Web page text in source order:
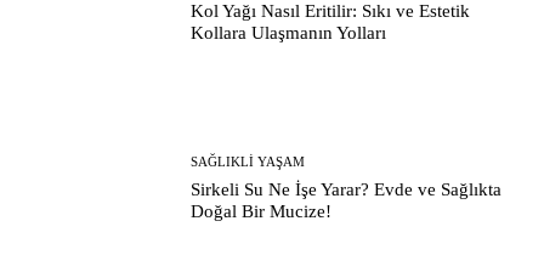
Kol Yağı Nasıl Eritilir: Sıkı ve Estetik
Kollara Ulaşmanın Yolları
SAĞLIKLI YAŞAM
Sirkeli Su Ne İşe Yarar? Evde ve Sağlıkta
Doğal Bir Mucize!